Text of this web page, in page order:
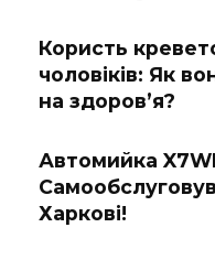
Користь
чоловіків: Як
на здоров’я?
Автомийка
Харкові!